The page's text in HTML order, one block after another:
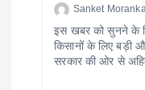
Sanket
इस खबर को सुनने के
किसानों के लिए बड़ी
सरकार की ओर से